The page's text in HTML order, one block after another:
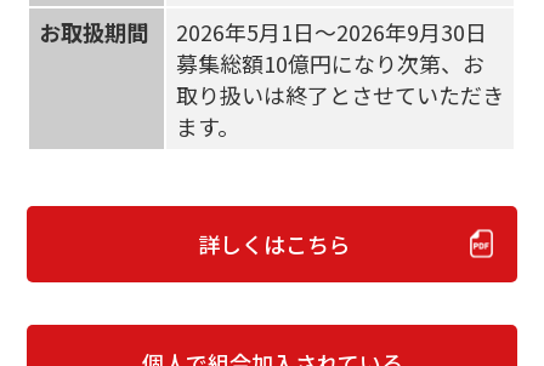
お取扱期間
2026年5月1日～2026年9月30日
募集総額10億円になり次第、お
取り扱いは終了とさせていただき
ます。
詳しくはこちら